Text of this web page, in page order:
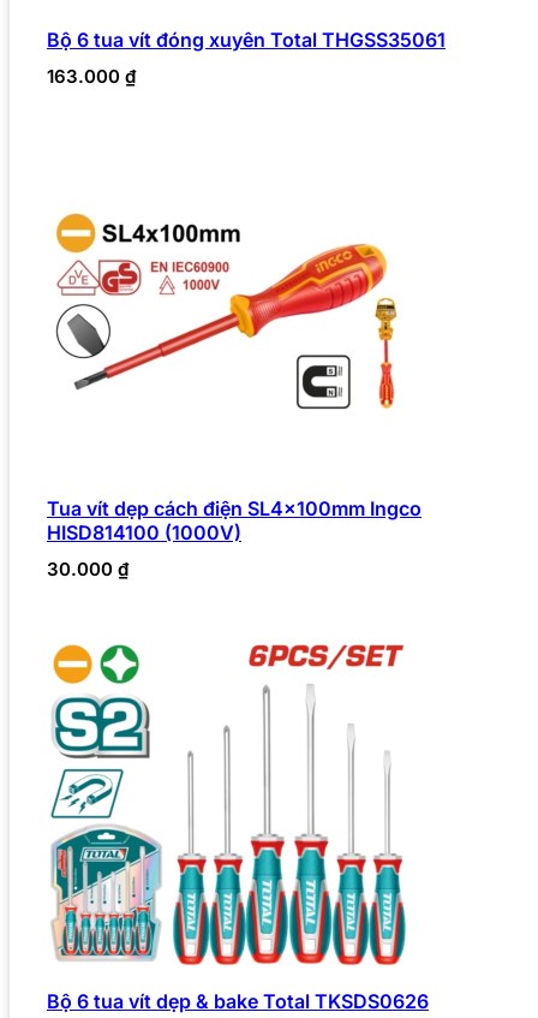
Bộ 6 tua vít đóng xuyên Total THGSS35061
163.000 ₫
Tua vít dẹp cách điện SL4x100mm Ingco
HISD814100 (1000V)
30.000 ₫
Bộ 6 tua vít dẹp & bake Total TKSDS0626